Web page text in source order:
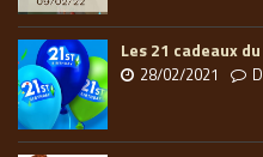
Les 21 cadeaux
28/02/2021